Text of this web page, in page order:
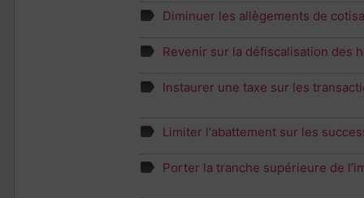
Diminuer les allègements de
Revenir sur la défiscalisation des
Instaurer une taxe sur les
Limiter l'abattement sur les
Porter la tranche supérieure de